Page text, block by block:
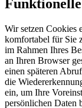
Wir setzen Cookies
komfortabel für Sie
im Rahmen Ihres
an Ihren Browser
einen späteren
die
ein, um Ihre
persönlichen Daten